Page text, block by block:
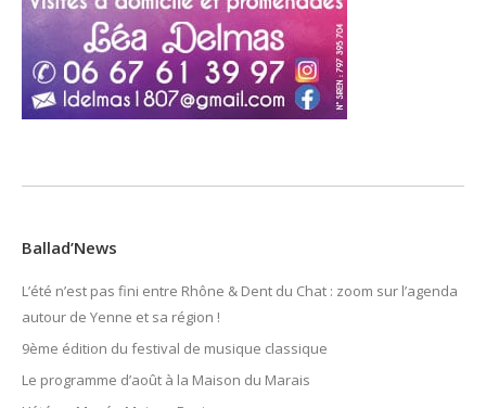
Ballad’News
L’été n’est pas fini entre Rhône & Dent du Chat : zoom sur l’agenda
autour de Yenne et sa région !
9ème édition du festival de musique classique
Le programme d’août à la Maison du Marais